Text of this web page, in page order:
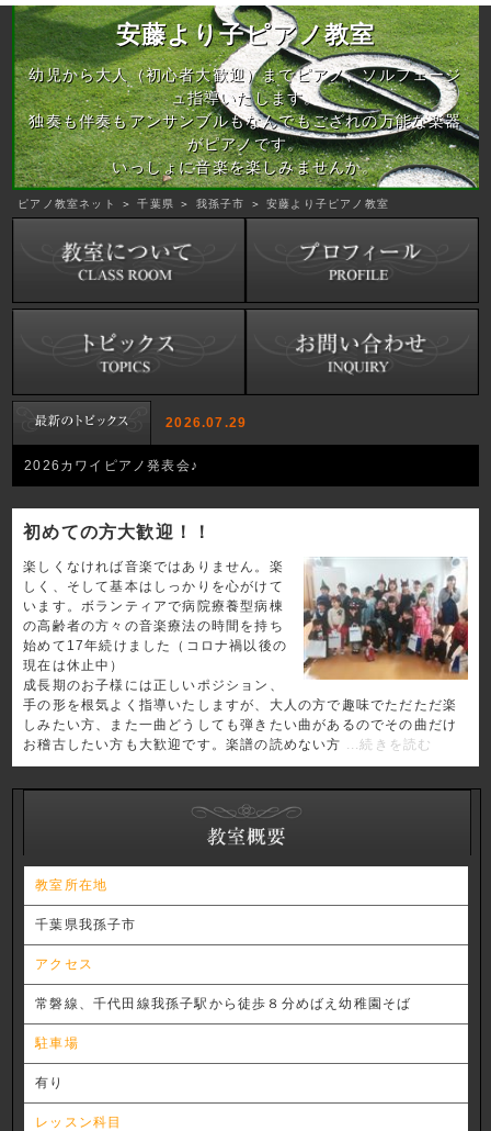
安藤より子ピアノ教室
幼児から大人（初心者大歓迎）までピアノ、ソルフェージ
ュ指導いたします。
独奏も伴奏もアンサンブルもなんでもござれの万能な楽器
がピアノです。
いっしょに音楽を楽しみませんか。
ピアノ教室ネット ＞千葉県 ＞ 我孫子市 ＞安藤より子ピアノ教室
2026.07.29
2026カワイピアノ発表会♪
初めての方大歓迎！！
楽しくなければ音楽ではありません。楽
しく、そして基本はしっかりを心がけて
います。ボランティアで病院療養型病棟
の高齢者の方々の音楽療法の時間を持ち
始めて17年続けました（コロナ禍以後の
現在は休止中）
成長期のお子様には正しいポジション、
手の形を根気よく指導いたしますが、大人の方で趣味でただただ楽
しみたい方、また一曲どうしても弾きたい曲があるのでその曲だけ
お稽古したい方も大歓迎です。楽譜の読めない方
...続きを読む
教室所在地
千葉県我孫子市
アクセス
常磐線、千代田線我孫子駅から徒歩８分めばえ幼稚園そば
駐車場
有り
レッスン科目